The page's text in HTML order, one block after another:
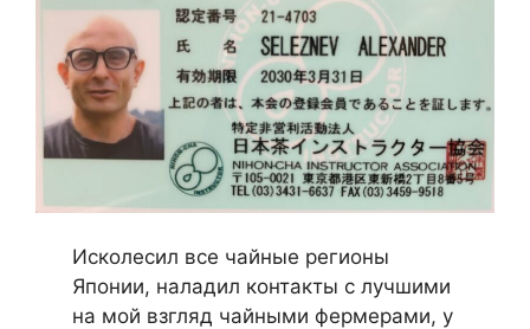
Исколесил все чайные регионы
Японии, наладил контакты с лучшими
на мой взгляд чайными фермерами, у